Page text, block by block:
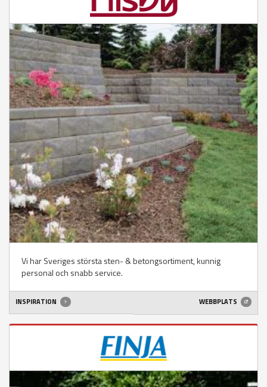
Vi har Sveriges största sten- & betongsortiment, kunnig
personal och snabb service.
INSPIRATION WEBBPLATS